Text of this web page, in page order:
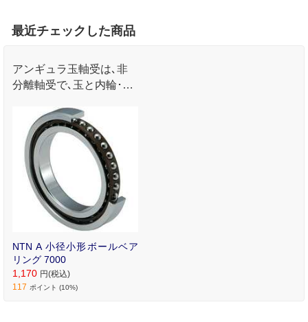
最近チェックした商品
アンギュラ玉軸受は､非
分離軸受で､玉と内輪･外
がラジアル方向に対して
ある角度(接触角)をもっ
ています｡
NTN A 小径小形ボールベア
リング 7000
1,170 円(税込)
117 ポイント (10%)